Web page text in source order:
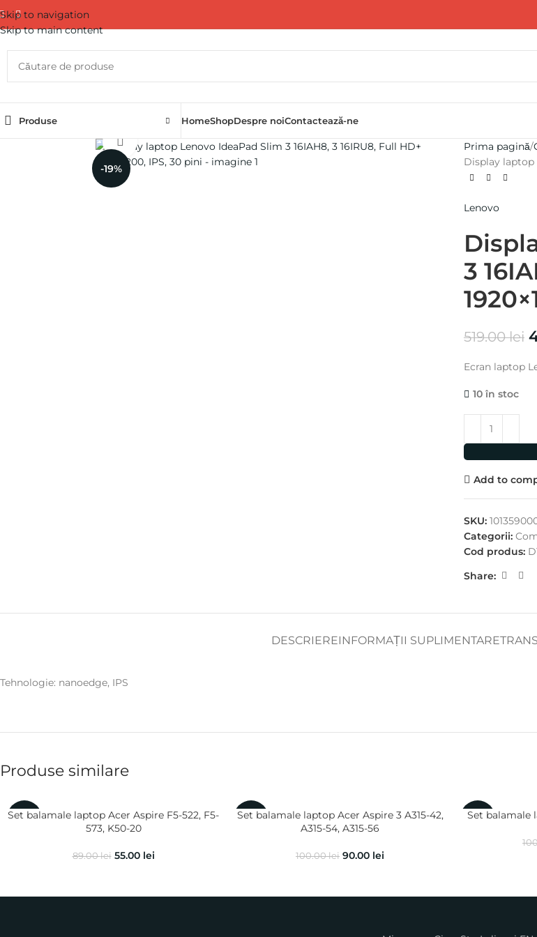
Skip to navigation
Skip to main content
Produse HomeShopDespre noiContactează-ne
-19%
Click pentru a mări Prima pagină
Display laptop
Lenovo
3
519.00lei
Ecran laptop
10 în stoc
Add to
SKU:
Categorii:
Cod produs:
Share:
DESCRIEREINFORMAȚII SUPLIMENTARE
Tehnologie: nanoedge, IPS
Produse similare
-38%
Set balamale laptop Acer Aspire F5-522, F5-
573, K50-20
89.00lei 55.00 lei
-10%
Set balamale laptop Acer Aspire 3 A315-42,
A315-54, A315-56
100.00lei 90.00 lei
-10%
Set balamale